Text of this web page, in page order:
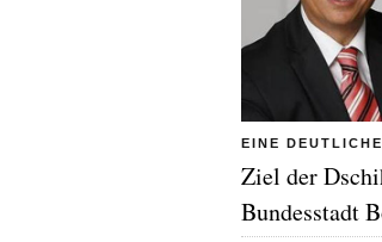
EINE
Ziel der
Bundesstadt